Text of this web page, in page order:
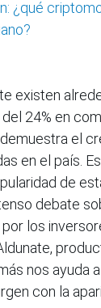
¿qué
existen
24% en
el
en el país.
de
debate
los
nos ayuda
con la